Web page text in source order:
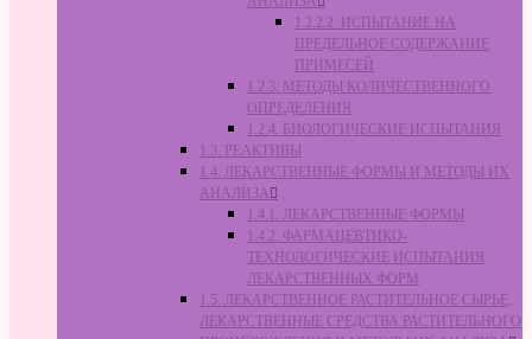
1.2.2.2. ИСПЫТАНИЕ НА
ПРЕДЕЛЬНОЕ СОДЕРЖАНИЕ
ПРИМЕСЕЙ
1.2.3. МЕТОДЫ КОЛИЧЕСТВЕННОГО
ОПРЕДЕЛЕНИЯ
1.2.4. БИОЛОГИЧЕСКИЕ ИСПЫТАНИЯ
1.3. РЕАКТИВЫ
1.4. ЛЕКАРСТВЕННЫЕ ФОРМЫ И МЕТОДЫ ИХ
АНАЛИЗА
1.4.1. ЛЕКАРСТВЕННЫЕ ФОРМЫ
1.4.2. ФАРМАЦЕВТИКО-
ТЕХНОЛОГИЧЕСКИЕ ИСПЫТАНИЯ
ЛЕКАРСТВЕННЫХ ФОРМ
1.5. ЛЕКАРСТВЕННОЕ РАСТИТЕЛЬНОЕ СЫРЬЁ,
ЛЕКАРСТВЕННЫЕ СРЕДСТВА РАСТИТЕЛЬНОГО